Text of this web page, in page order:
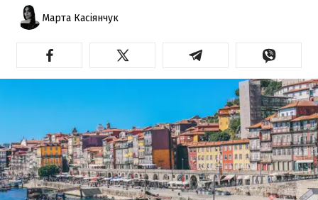
Марта Касіянчук